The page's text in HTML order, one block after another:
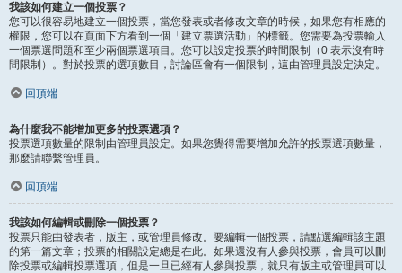
我該如何建立一個投票？
您可以很容易地建立一個投票，當您發表或者修改文章的時候，如果您有相應的
權限，您可以在頁面下方看到一個「建立票選活動」的標籤。您需要為投票輸入
一個票選問題和至少兩個票選項目。您可以設定投票的時間限制（0 表示沒有時
間限制）。對於投票的選項數目，討論區會有一個限制，這由管理員設定決定。
回頂端
為什麼我不能增加更多的投票選項？
投票選項數量的限制由管理員設定。如果您覺得需要增加允許的投票選項數量，
那麼請聯繫管理員。
回頂端
我該如何編輯或刪除一個投票？
投票只能由發表者，版主，或管理員修改。要編輯一個投票，請點選編輯該主題
的第一篇文章；投票的相關設定總是在此。如果還沒有人參與投票，會員可以刪
除投票或編輯投票選項，但是一旦已經有人參與投票，就只有版主或管理員可以